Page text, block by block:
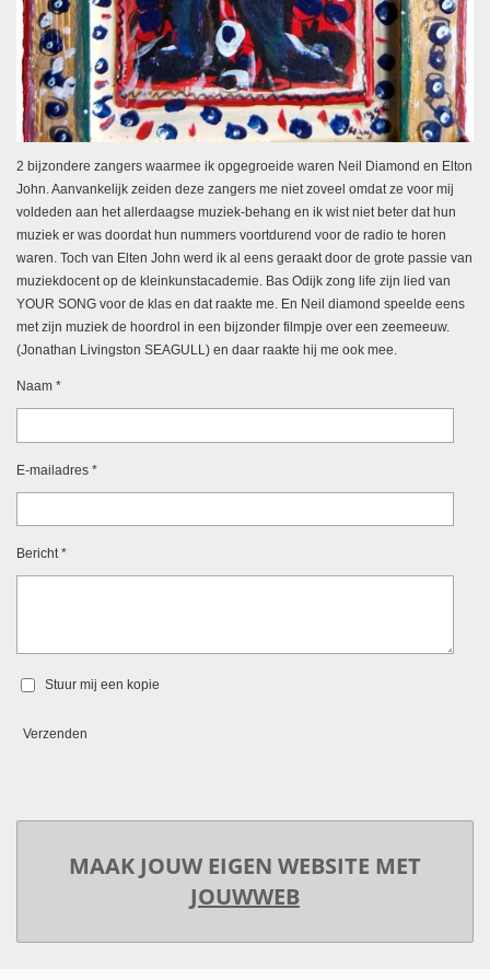
2 bijzondere zangers waarmee ik opgegroeide waren Neil Diamond en Elton
John. Aanvankelijk zeiden deze zangers me niet zoveel omdat ze voor mij
voldeden aan het allerdaagse muziek-behang en ik wist niet beter dat hun
muziek er was doordat hun nummers voortdurend voor de radio te horen
waren. Toch van Elten John werd ik al eens geraakt door de grote passie van
muziekdocent op de kleinkunstacademie. Bas Odijk zong life zijn lied van
YOUR SONG voor de klas en dat raakte me. En Neil diamond speelde eens
met zijn muziek de hoordrol in een bijzonder filmpje over een zeemeeuw.
(Jonathan Livingston SEAGULL) en daar raakte hij me ook mee.
Naam *
E-mailadres *
Bericht *
Stuur mij een kopie
Verzenden
MAAK JOUW EIGEN WEBSITE MET
JOUWWEB